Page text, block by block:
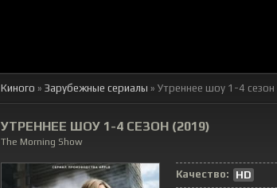
Киного » Зарубежные сериалы » Утреннее шоу 1-4 сезон
УТРЕННЕЕ ШОУ 1-4 СЕЗОН (2019)
The Morning Show
Качество:
HD